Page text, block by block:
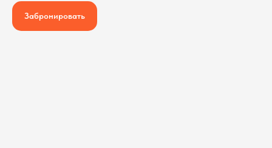
Забронировать